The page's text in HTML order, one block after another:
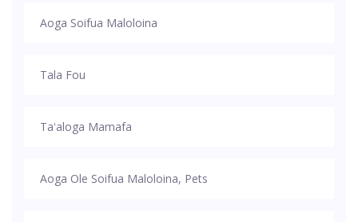
Aoga Soifua Maloloina
Tala Fou
Taʻaloga Mamafa
Aoga Ole Soifua Maloloina, Pets